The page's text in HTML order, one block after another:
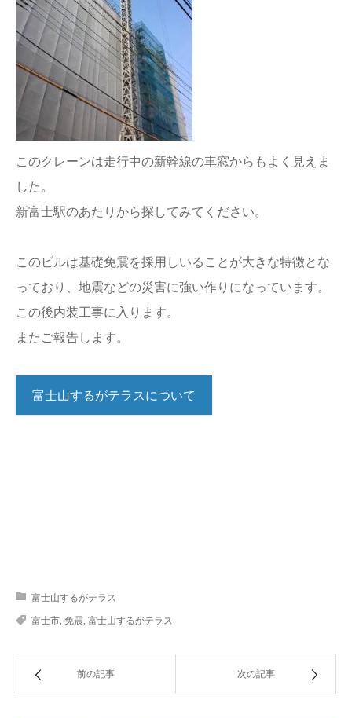
このクレーンは走行中の新幹線の車窓からもよく見えま
した。
新富士駅のあたりから探してみてください。
このビルは基礎免震を採用しいることが大きな特徴とな
っており、地震などの災害に強い作りになっています。
この後内装工事に入ります。
またご報告します。
富士山するがテラスについて
富士山するがテラス
富士市 免震 富士山するがテラス
前の記事 次の記事